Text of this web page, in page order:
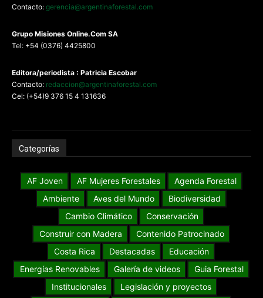
Contacto: gerencia@argentinaforestal.com
Grupo Misiones Online.Com SA
Tel: +54 (0376) 4425800
Editora/periodista : Patricia Escobar
Contacto: redaccion@argentinaforestal.com
Cel: (+54)9 376 15 4 131636
Categorías
AF Joven AF Mujeres Forestales
Agenda Forestal
Ambiente
Aves del Mundo
Biodiversidad
Cambio Climático
Conservación
Construir con Madera
Contenido Patrocinado
Costa Rica
Destacadas
Educación
Energías Renovables
Galería de videos
Guia Forestal
Institucionales
Legislación y proyectos